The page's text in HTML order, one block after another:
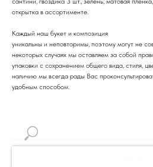
открытка в ассортименте.
Каждый наш букет и композиция
уникальны и неповторимы, поэтому могут не
некоторых случаях мы оставляем за собой
упаковки с сохранением общего вида, стиля,
наличию мы всегда рады Вас
удобным способом.